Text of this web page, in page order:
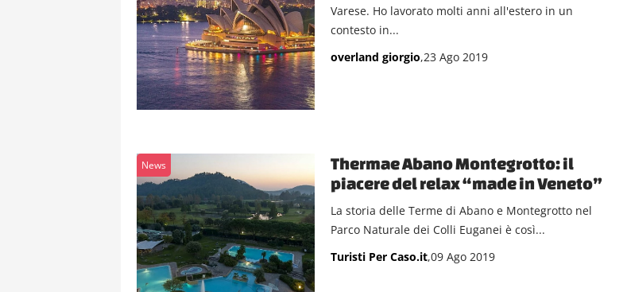
Varese. Ho lavorato molti anni all'estero in un
contesto in...
overland giorgio,23 Ago 2019
News
Thermae Abano Montegrotto: il
piacere del relax “made in Veneto”
La storia delle Terme di Abano e Montegrotto nel
Parco Naturale dei Colli Euganei è così...
Turisti Per Caso.it,09 Ago 2019